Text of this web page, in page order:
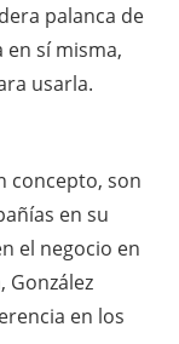
palanca de
sí misma,
usarla.
concepto, son
en su
el negocio en
González
en los